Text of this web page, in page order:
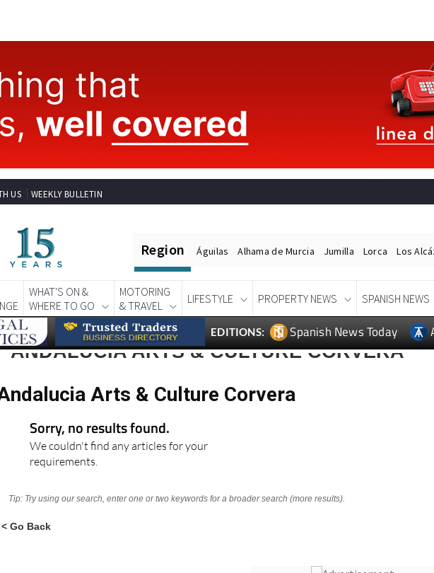
US WEEKLY BULLETIN
Region Águilas Alhama de Murcia Jumilla Lorca Los
WHAT'S ON &
WHERE TO GO
MOTORING
& TRAVEL
LIFESTYLE PROPERTY NEWS SPANISH NEWS
EDITIONS: Spanish News Today
ANDALUCIA ARTS & CULTURE CORVERA
Arts & Culture Corvera
Sorry, no results found.
We couldn't find any articles for your
requirements.
Tip: Try using our search, enter one or two keywords for a broader search (more results).
< Go Back